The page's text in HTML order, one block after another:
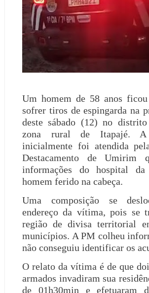
Um homem de 58 anos
sofrer tiros de espingarda na
deste sábado (12) no
zona rural de Itapajé. A
inicialmente foi atendida
Destacamento de Umirim
informações do hospital
homem ferido na cabeça.
Uma composição se
endereço da vítima, pois se
região de divisa territorial
municípios. A PM colheu
não conseguiu identificar os
O relato da vítima é de que
armados invadiram sua
de 01h30min e efetuaram